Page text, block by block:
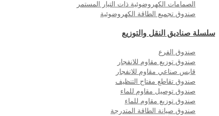
الصمامات الكهروضوئية ذات التيار المستمر
صندوق تجميع الطاقة الكهروضوئية
سلسلة صناديق النقل والتوزيع
صندوق الفرع
صندوق توزيع مقاوم للانفجار
قابس صناعي مقاوم للانفجار
صندوق تقاطع مفتاح التنظيف
صندوق توصيل مقاوم للماء
صندوق توزيع مقاوم للماء
صندوق صيانة الطاقة المتدرجة